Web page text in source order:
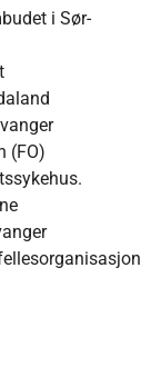
i Sør-
(FO)